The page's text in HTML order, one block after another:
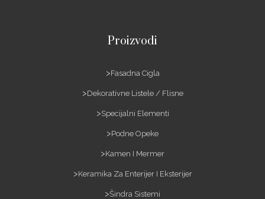
Proizvodi
Fasadna Cigla
Dekorativne Listele / Flisne
Specijalni Elementi
Podne Opeke
Kamen I Mermer
Keramika Za Enterijer I Eksterijer
Šindra Sistemi